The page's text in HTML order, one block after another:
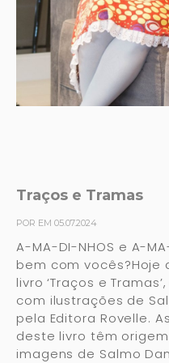
Traços e Tramas
POR EM 05.07.2024
A-MA-DI-NHOS e A-
bem com vocês?Hoje
livro ‘Traços e
com ilustrações de
pela Editora Rovelle.
deste livro têm
imagens de Salmo